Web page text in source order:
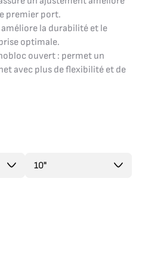
premier port.
la durabilité et le
optimale.
ouvert : permet un
avec plus de flexibilité et de